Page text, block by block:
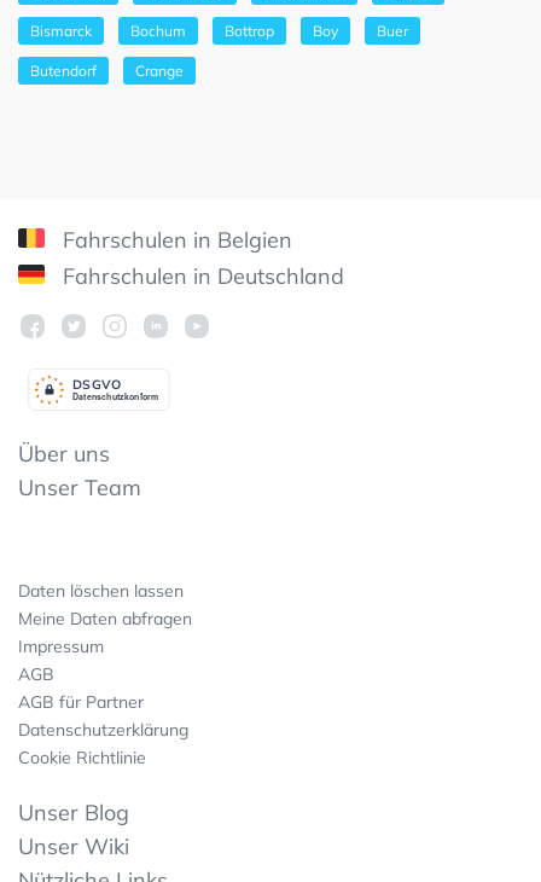
Bismarck Bochum Bottrop Boy Buer
Butendorf Crange
Fahrschulen in Belgien
Fahrschulen in Deutschland
Datenschutzkonform
DSGVO
Über uns
Unser Team
Daten löschen lassen
Meine Daten abfragen
Impressum
AGB
AGB für Partner
Datenschutzerklärung
Cookie Richtlinie
Unser Blog
Unser Wiki